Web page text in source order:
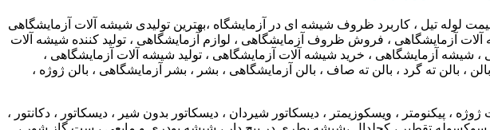
لوله تیل ، کاربرد ظروف شیشه ای در آزمایشگاه ،بهترین تولیدی شیشه آلات آزمایشگاهی
آزمایشگاهی ، فروش ظروف آزمایشگاهی ، لوازم آزمایشگاهی ، تولید کننده شیشه آلات
، شیشه آزمایشگاهی ، خرید شیشه آلات آزمایشگاهی ، تولید شیشه آلات آزمایشگاهی ،
، بالن ته گرد ، بالن ته صاف ، بالن آزمایشگاهی ، بشر ، بشر آزمایشگاهی ، بالن ژوژه ،
، پیکنومتر ، ویسکوزیمتر ، دیسکاتور شیردان ، دیسکاتور بدون شیر ، دیسکاتور ، دکانتور ،